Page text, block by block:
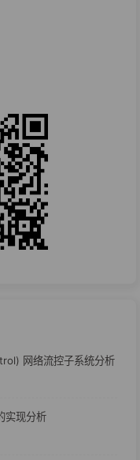
网络流控子系统分析
实现分析